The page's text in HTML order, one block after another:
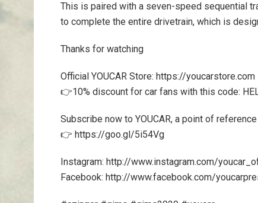
This is paired with a seven-speed sequential
to complete the entire drivetrain, which is
Thanks for watching
Official YOUCAR Store: https://youcarstore.com
👉10% discount for car fans with this code:
Subscribe now to YOUCAR, a point of
👉 https://goo.gl/5i54Vg
Instagram: http://www.instagram.com/
Facebook: http://www.facebook.com/